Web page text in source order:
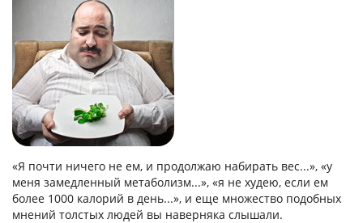
«Я почти ничего не ем, и продолжаю набирать вес...», «у
меня замедленный метаболизм...», «я не худею, если ем
более 1000 калорий в день...», и еще множество подобных
мнений толстых людей вы наверняка слышали.